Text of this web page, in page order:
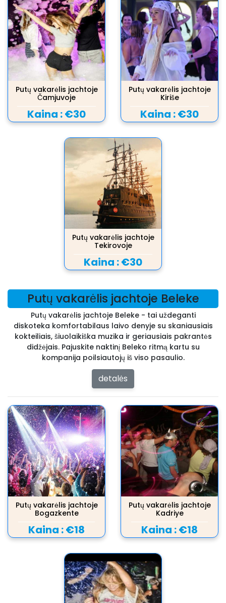
Putų vakarėlis jachtoje
Čamjuvoje
Kaina :€30
Putų vakarėlis jachtoje
Kiriše
Kaina :€30
Putų vakarėlis jachtoje
Tekirovoje
Kaina :€30
Putų vakarėlis jachtoje Beleke
Putų vakarėlis jachtoje Beleke - tai uždeganti
diskoteka komfortabilaus laivo denyje su skaniausiais
kokteiliais, šiuolaikiška muzika ir geriausiais pakrantės
didžėjais. Pajuskite naktinį Beleko ritmą kartu su
kompanija poilsiautojų iš viso pasaulio.
detalės
Putų vakarėlis jachtoje
Bogazkente
Kaina :€18
Putų vakarėlis jachtoje
Kadriye
Kaina :€18